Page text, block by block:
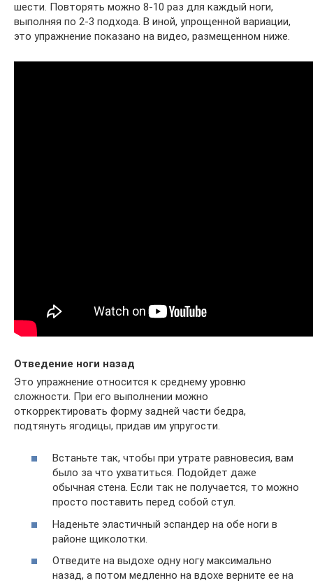
шести. Повторять можно 8-10 раз для каждый ноги,
выполняя по 2-3 подхода. В иной, упрощенной вариации,
это упражнение показано на видео, размещенном ниже.
Отведение ноги назад
Это упражнение относится к среднему уровню
сложности. При его выполнении можно
откорректировать форму задней части бедра,
подтянуть ягодицы, придав им упругости.
Встаньте так, чтобы при утрате равновесия, вам
было за что ухватиться. Подойдет даже
обычная стена. Если так не получается, то можно
просто поставить перед собой стул.
Наденьте эластичный эспандер на обе ноги в
районе щиколотки.
Отведите на выдохе одну ногу максимально
назад, а потом медленно на вдохе верните ее на